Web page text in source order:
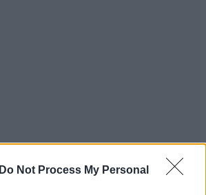
Do Not Process My Personal